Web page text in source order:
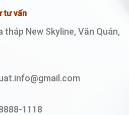
tư vấn
New Skyline, Văn Quán,
1118